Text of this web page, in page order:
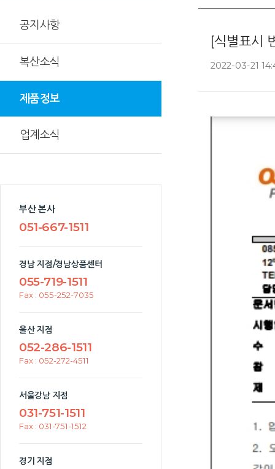
공지사항
복산소식
제품정보
업계소식
부산 본사
051-667-1511
경남 지점/경남상품센터
055-719-1511
Fax : 055-252-7035
울산 지점
052-286-1511
Fax : 052-272-4511
서울강남 지점
031-751-1511
Fax : 031-751-1512
경기 지점
[식별표시
2022-03-21